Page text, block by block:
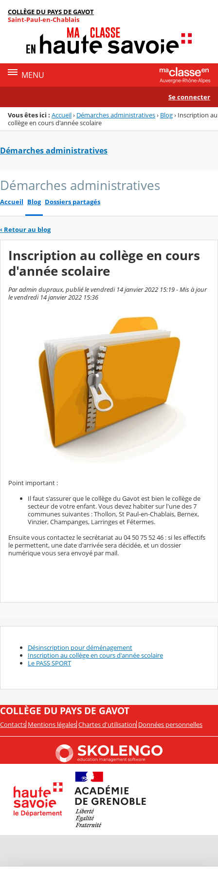
Menu de la rubrique
Contenu
COLLÈGE DU PAYS DE GAVOT
Saint-Paul-en-Chablais
MENU
Se connecter
Vous êtes ici : Accueil› Démarches administratives› Blog› Inscription au
collège en cours d'année scolaire
Démarches administratives
Démarches administratives
Accueil Blog Dossiers partagés
‹ Retour au blog
Inscription au collège en cours
d'année scolaire
Par admin dupraux, publié le vendredi 14 janvier 2022 15:19 - Mis à jour
le vendredi 14 janvier 2022 15:36
Point important :
Il faut s'assurer que le collège du Gavot est bien le collège de
secteur de votre enfant. Vous devez habiter sur l'une des 7
communes suivantes : Thollon, St Paul-en-Chablais, Bernex,
Vinzier, Champanges, Larringes et Fétermes.
Ensuite vous contactez le secrétariat au 04 50 75 52 46 : si les effectifs
le permettent, une date d'arrivée sera décidée, et un dossier
numérique vous sera envoyé par mail.
Désinscription pour déménagement
Inscription au collège en cours d'année scolaire
Le PASS SPORT
COLLÈGE DU PAYS DE GAVOT
Contacts Mentions légales Chartes d'utilisation Données personnelles